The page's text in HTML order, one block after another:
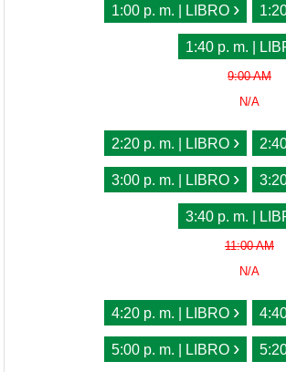
1:00 p. m. | LIBRO ›
1:40 p. m. |
9:00 AM
N/A
2:20 p. m. | LIBRO ›
3:00 p. m. | LIBRO ›
3:40 p. m. |
11:00 AM
N/A
4:20 p. m. | LIBRO ›
5:00 p. m. | LIBRO ›